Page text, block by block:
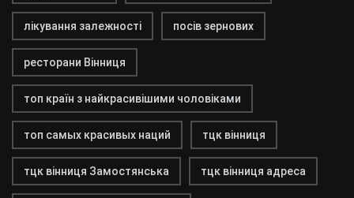
лікування залежності посів зернових
ресторани Вінниця
топ країн з найкрасивішими чоловіками
топ самых красивых наций тцк вінниця
тцк вінниця Замостянська тцк вінниця адреса